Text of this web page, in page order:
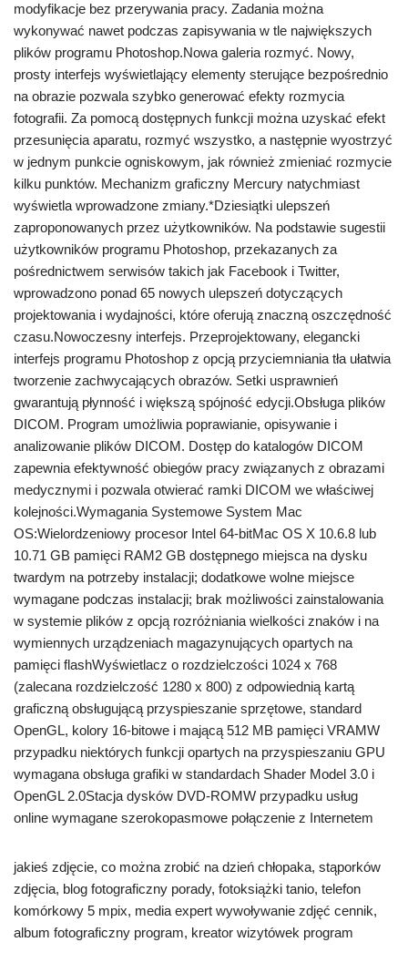
modyfikacje bez przerywania pracy. Zadania można
wykonywać nawet podczas zapisywania w tle największych
plików programu Photoshop.Nowa galeria rozmyć. Nowy,
prosty interfejs wyświetlający elementy sterujące bezpośrednio
na obrazie pozwala szybko generować efekty rozmycia
fotografii. Za pomocą dostępnych funkcji można uzyskać efekt
przesunięcia aparatu, rozmyć wszystko, a następnie wyostrzyć
w jednym punkcie ogniskowym, jak również zmieniać rozmycie
kilku punktów. Mechanizm graficzny Mercury natychmiast
wyświetla wprowadzone zmiany.*Dziesiątki ulepszeń
zaproponowanych przez użytkowników. Na podstawie sugestii
użytkowników programu Photoshop, przekazanych za
pośrednictwem serwisów takich jak Facebook i Twitter,
wprowadzono ponad 65 nowych ulepszeń dotyczących
projektowania i wydajności, które oferują znaczną oszczędność
czasu.Nowoczesny interfejs. Przeprojektowany, elegancki
interfejs programu Photoshop z opcją przyciemniania tła ułatwia
tworzenie zachwycających obrazów. Setki usprawnień
gwarantują płynność i większą spójność edycji.Obsługa plików
DICOM. Program umożliwia poprawianie, opisywanie i
analizowanie plików DICOM. Dostęp do katalogów DICOM
zapewnia efektywność obiegów pracy związanych z obrazami
medycznymi i pozwala otwierać ramki DICOM we właściwej
kolejności.Wymagania Systemowe System Mac
OS:Wielordzeniowy procesor Intel 64-bitMac OS X 10.6.8 lub
10.71 GB pamięci RAM2 GB dostępnego miejsca na dysku
twardym na potrzeby instalacji; dodatkowe wolne miejsce
wymagane podczas instalacji; brak możliwości zainstalowania
w systemie plików z opcją rozróżniania wielkości znaków i na
wymiennych urządzeniach magazynujących opartych na
pamięci flashWyświetlacz o rozdzielczości 1024 x 768
(zalecana rozdzielczość 1280 x 800) z odpowiednią kartą
graficzną obsługującą przyspieszanie sprzętowe, standard
OpenGL, kolory 16-bitowe i mającą 512 MB pamięci VRAMW
przypadku niektórych funkcji opartych na przyspieszaniu GPU
wymagana obsługa grafiki w standardach Shader Model 3.0 i
OpenGL 2.0Stacja dysków DVD-ROMW przypadku usług
online wymagane szerokopasmowe połączenie z Internetem
jakieś zdjęcie, co można zrobić na dzień chłopaka, stąporków
zdjęcia, blog fotograficzny porady, fotoksiążki tanio, telefon
komórkowy 5 mpix, media expert wywoływanie zdjęć cennik,
album fotograficzny program, kreator wizytówek program